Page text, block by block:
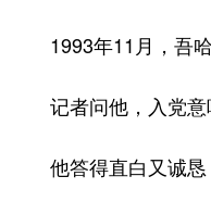
1993年11月，吾哈
记者问他，入党意
他答得直白又诚恳